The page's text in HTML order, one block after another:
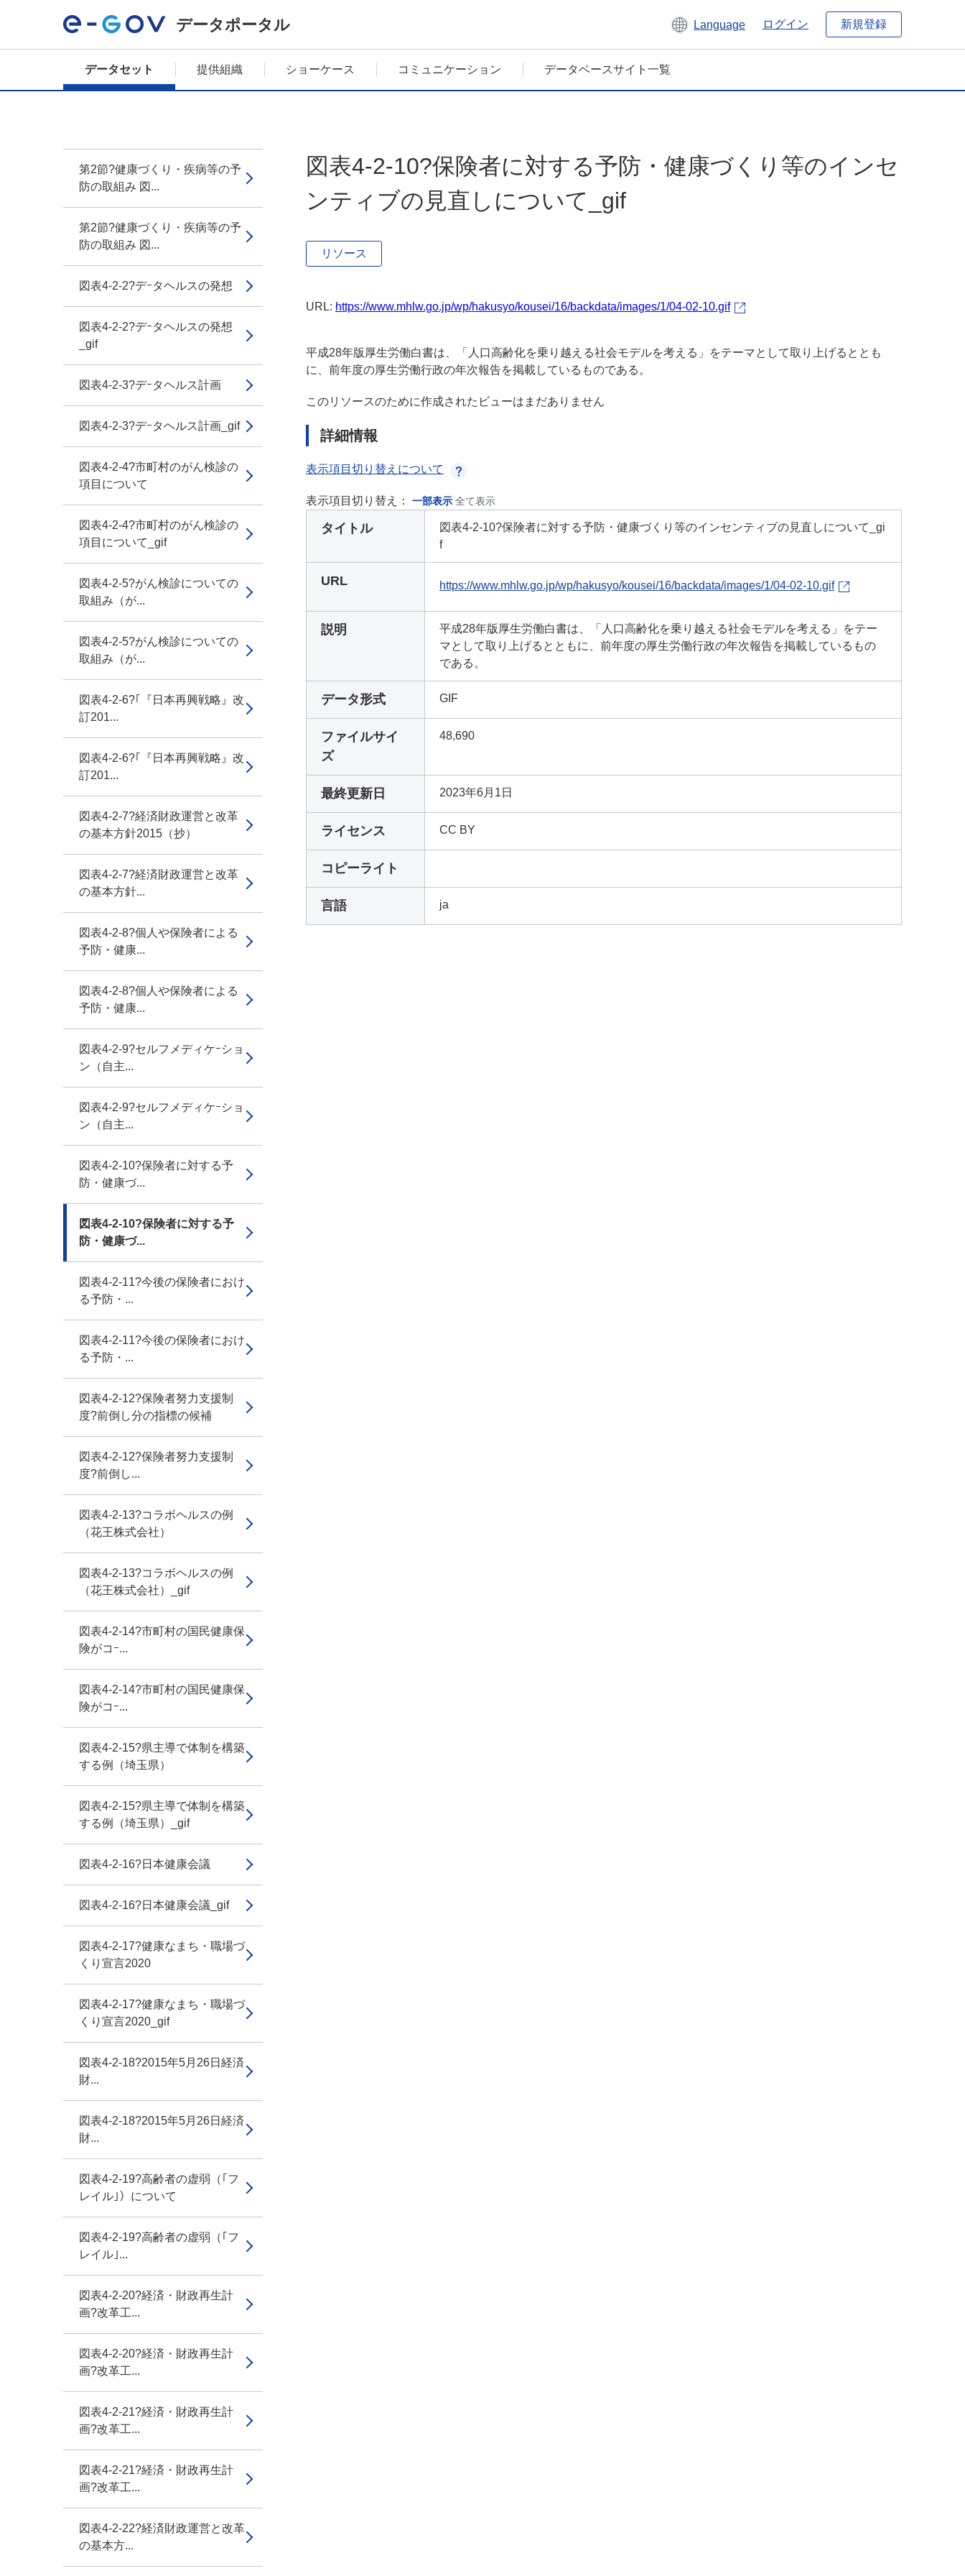
データポータル Language ログイン 新規登録
データセット 提供組織 ショーケース コミュニケーション データベースサイト一覧
第2節?健康づくり・疾病等の予
防の取組み 図...
第2節?健康づくり・疾病等の予
防の取組み 図...
図表4-2-2?デｰタヘルスの発想
図表4-2-2?デｰタヘルスの発想
_gif
図表4-2-3?デｰタヘルス計画
図表4-2-3?デｰタヘルス計画_gif
図表4-2-4?市町村のがん検診の
項目について
図表4-2-4?市町村のがん検診の
項目について_gif
図表4-2-5?がん検診についての
取組み（が...
図表4-2-5?がん検診についての
取組み（が...
図表4-2-6?｢『日本再興戦略』改
訂201...
図表4-2-6?｢『日本再興戦略』改
訂201...
図表4-2-7?経済財政運営と改革
の基本方針2015（抄）
図表4-2-7?経済財政運営と改革
の基本方針...
図表4-2-8?個人や保険者による
予防・健康...
図表4-2-8?個人や保険者による
予防・健康...
図表4-2-9?セルフメディケｰショ
ン（自主...
図表4-2-9?セルフメディケｰショ
ン（自主...
図表4-2-10?保険者に対する予
防・健康づ...
図表4-2-10?保険者に対する予
防・健康づ...
図表4-2-11?今後の保険者におけ
る予防・...
図表4-2-11?今後の保険者におけ
る予防・...
図表4-2-12?保険者努力支援制
度?前倒し分の指標の候補
図表4-2-12?保険者努力支援制
度?前倒し...
図表4-2-13?コラボヘルスの例
（花王株式会社）
図表4-2-13?コラボヘルスの例
（花王株式会社）_gif
図表4-2-14?市町村の国民健康保
険がコｰ...
図表4-2-14?市町村の国民健康保
険がコｰ...
図表4-2-15?県主導で体制を構築
する例（埼玉県）
図表4-2-15?県主導で体制を構築
する例（埼玉県）_gif
図表4-2-16?日本健康会議
図表4-2-16?日本健康会議_gif
図表4-2-17?健康なまち・職場づ
くり宣言2020
図表4-2-17?健康なまち・職場づ
くり宣言2020_gif
図表4-2-18?2015年5月26日経済
財...
図表4-2-18?2015年5月26日経済
財...
図表4-2-19?高齢者の虚弱（｢フ
レイル｣）について
図表4-2-19?高齢者の虚弱（｢フ
レイル｣...
図表4-2-20?経済・財政再生計
画?改革工...
図表4-2-20?経済・財政再生計
画?改革工...
図表4-2-21?経済・財政再生計
画?改革工...
図表4-2-21?経済・財政再生計
画?改革工...
図表4-2-22?経済財政運営と改革
の基本方...
図表4-2-10?保険者に対する予防・健康づくり等のインセ
ンティブの見直しについて_gif
リソース
URL: https://www.mhlw.go.jp/wp/hakusyo/kousei/16/backdata/images/1/04-02-10.gif
平成28年版厚生労働白書は、「人口高齢化を乗り越える社会モデルを考える」をテーマとして取り上げるととも
に、前年度の厚生労働行政の年次報告を掲載しているものである。
このリソースのために作成されたビューはまだありません
詳細情報
表示項目切り替えについて
表示項目切り替え： 一部表示 全て表示
タイトル
図表4-2-10?保険者に対する予防・健康づくり等のインセンティブの見直しについて_gi
f
URL https://www.mhlw.go.jp/wp/hakusyo/kousei/16/backdata/images/1/04-02-10.gif
説明
平成28年版厚生労働白書は、「人口高齢化を乗り越える社会モデルを考える」をテー
マとして取り上げるとともに、前年度の厚生労働行政の年次報告を掲載しているもの
である。
データ形式 GIF
ファイルサイ
ズ
48,690
最終更新日 2023年6月1日
ライセンス CC BY
コピーライト
言語 ja